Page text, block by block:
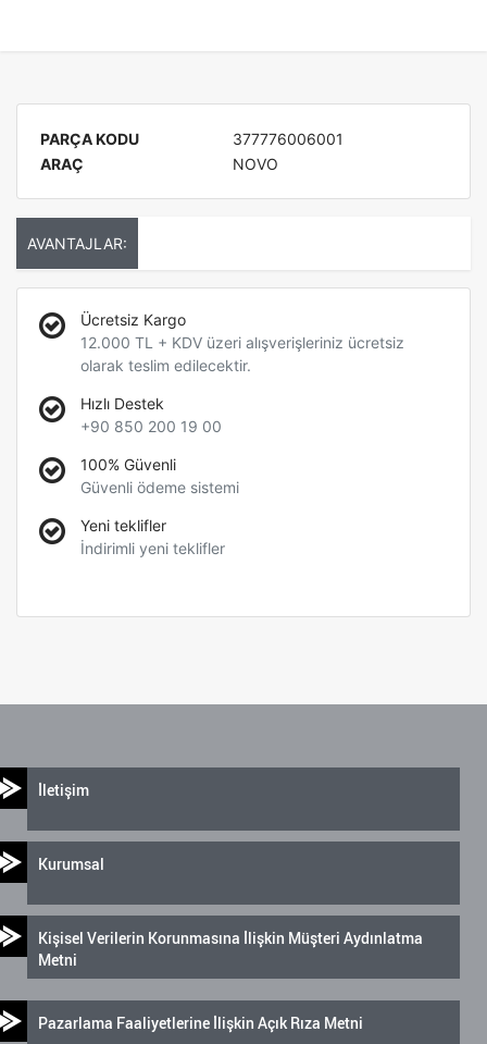
PARÇA KODU
377776006001
ARAÇ
NOVO
AVANTAJLAR:
Ücretsiz Kargo
12.000 TL + KDV üzeri alışverişleriniz ücretsiz
olarak teslim edilecektir.
Hızlı Destek
+90 850 200 19 00
100% Güvenli
Güvenli ödeme sistemi
Yeni teklifler
İndirimli yeni teklifler
İletişim
Kurumsal
Kişisel Verilerin Korunmasına İlişkin Müşteri Aydınlatma
Metni
Pazarlama Faaliyetlerine İlişkin Açık Rıza Metni